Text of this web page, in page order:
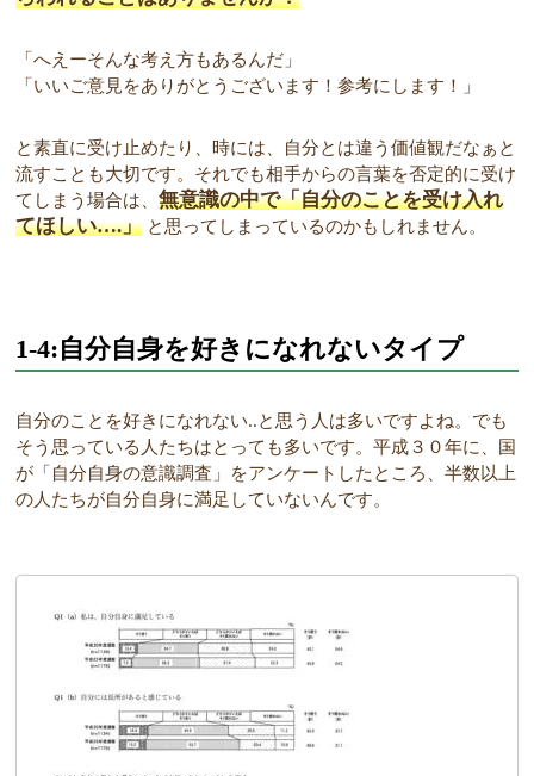
「へえーそんな考え方もあるんだ」
「いいご意見をありがとうございます！参考にします！」
と素直に受け止めたり、時には、自分とは違う価値観だなぁと
流すことも大切です。それでも相手からの言葉を否定的に受け
てしまう場合は、無意識の中で「自分のことを受け入れ
てほしい….」 と思ってしまっているのかもしれません。
1-4:自分自身を好きになれないタイプ
自分のことを好きになれない..と思う人は多いですよね。でも
そう思っている人たちはとっても多いです。平成３０年に、国
が「自分自身の意識調査」をアンケートしたところ、半数以上
の人たちが自分自身に満足していないんです。